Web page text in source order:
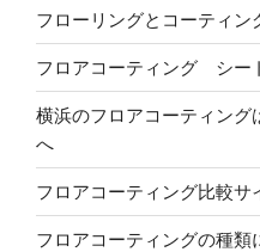
フローリングとコーティ
フロアコーティング シー
横浜のフロアコーティング
へ
フロアコーティング比較サ
フロアコーティングの種類